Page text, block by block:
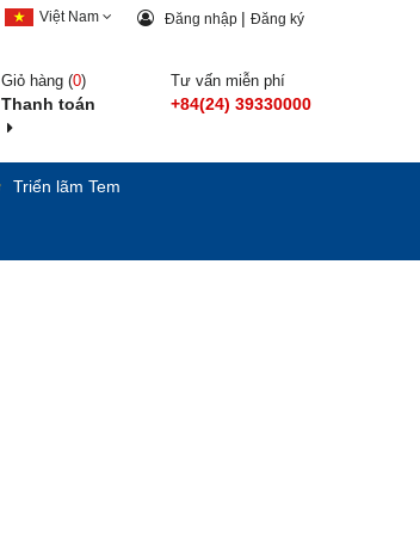
Việt Nam Đăng nhập | Đăng ký
Giỏ hàng (0)
Thanh toán
Tư vấn miễn phí
+84(24) 39330000
Triển lãm Tem